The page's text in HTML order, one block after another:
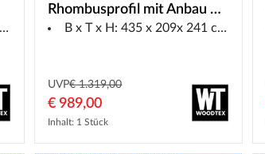
Rhombusprofil mit Anbau 18
mm natur
B x T x H: 435 x 209x 241 cm, ohne Boden
UVP€ 1.319,00
€ 989,00
Inhalt: 1 Stück